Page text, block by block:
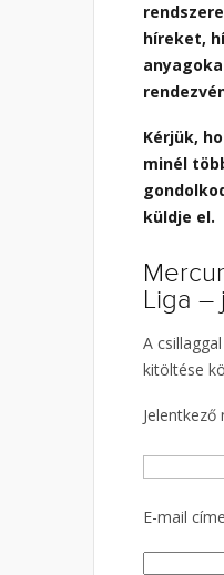
híreket,
Kérjük,
minél
küldje el.
Liga –
A
kitöltése
Jelentkező
E-mail